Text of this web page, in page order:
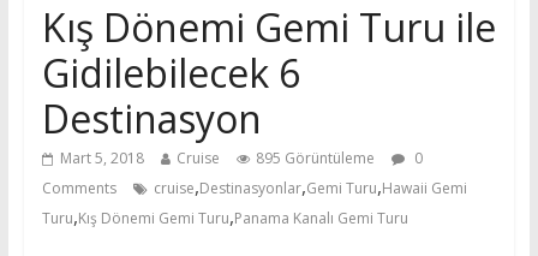
Kış Dönemi Gemi Turu ile
Gidilebilecek 6
Destinasyon
Mart 5, 2018 Cruise 895 Görüntüleme
0
Comments
cruise,Destinasyonlar,Gemi Turu,Hawaii Gemi
Turu,Kış Dönemi Gemi Turu,Panama Kanalı Gemi Turu